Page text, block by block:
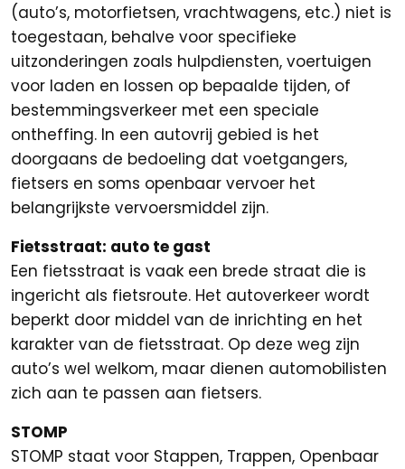
(auto’s, motorfietsen, vrachtwagens, etc.) niet is
toegestaan, behalve voor specifieke
uitzonderingen zoals hulpdiensten, voertuigen
voor laden en lossen op bepaalde tijden, of
bestemmingsverkeer met een speciale
ontheffing. In een autovrij gebied is het
doorgaans de bedoeling dat voetgangers,
fietsers en soms openbaar vervoer het
belangrijkste vervoersmiddel zijn.
Fietsstraat: auto te gast
Een fietsstraat is vaak een brede straat die is
ingericht als fietsroute. Het autoverkeer wordt
beperkt door middel van de inrichting en het
karakter van de fietsstraat. Op deze weg zijn
auto’s wel welkom, maar dienen automobilisten
zich aan te passen aan fietsers.
STOMP
STOMP staat voor Stappen, Trappen, Openbaar